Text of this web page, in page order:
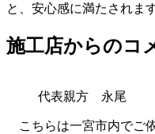
と、安心感に満たされま
施工店からのコ
代表親方 永尾
こちらは一宮市内でご